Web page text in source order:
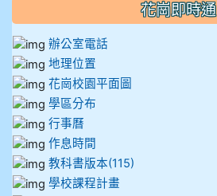
花崗即時通
辦公室電話
地理位置
花崗校園平面圖
學區分布
行事曆
作息時間
教科書版本(115)
學校課程計畫